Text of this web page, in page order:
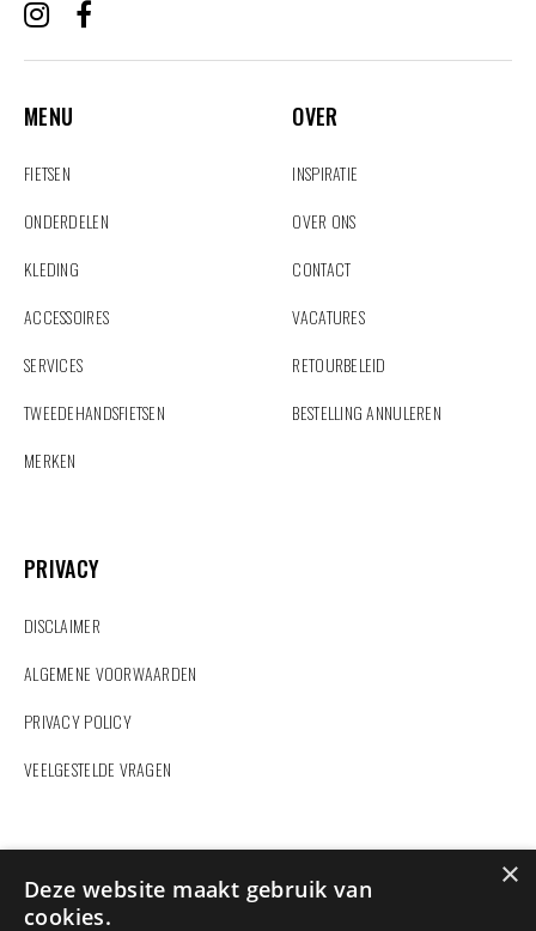
MENU
FIETSEN
ONDERDELEN
KLEDING
ACCESSOIRES
SERVICES
TWEEDEHANDSFIETSEN
MERKEN
OVER
INSPIRATIE
OVER ONS
CONTACT
VACATURES
RETOURBELEID
BESTELLING ANNULEREN
PRIVACY
DISCLAIMER
ALGEMENE VOORWAARDEN
PRIVACY POLICY
VEELGESTELDE VRAGEN
ZOEKEN ×
Deze website maakt gebruik van
cookies.